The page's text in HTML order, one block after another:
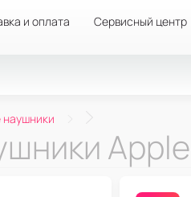
и оплата Сервисный центр